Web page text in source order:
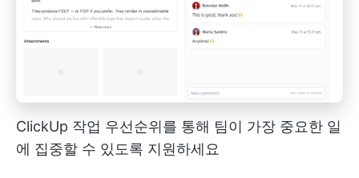
ClickUp 작업 우선순위를 통해 팀이 가장 중요한 일
에 집중할 수 있도록 지원하세요